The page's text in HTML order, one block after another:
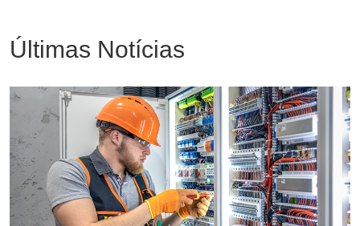
Últimas Notícias